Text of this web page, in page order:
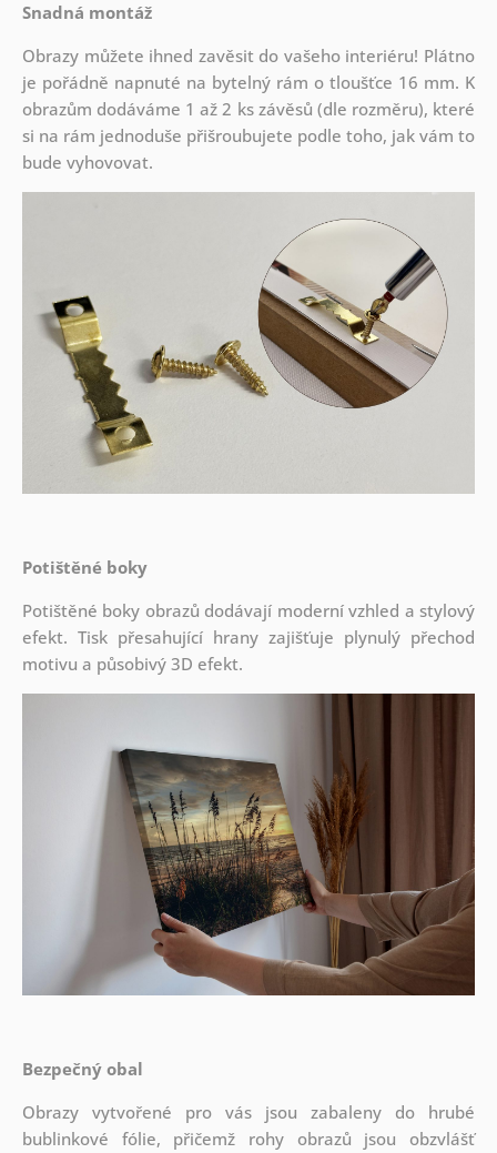
Snadná montáž
Obrazy můžete ihned zavěsit do vašeho interiéru! Plátno
je pořádně napnuté na bytelný rám o tloušťce 16 mm. K
obrazům dodáváme 1 až 2 ks závěsů (dle rozměru), které
si na rám jednoduše přišroubujete podle toho, jak vám to
bude vyhovovat.
Potištěné boky
Potištěné boky obrazů dodávají moderní vzhled a stylový
efekt. Tisk přesahující hrany zajišťuje plynulý přechod
motivu a působivý 3D efekt.
Bezpečný obal
Obrazy vytvořené pro vás jsou zabaleny do hrubé
bublinkové fólie, přičemž rohy obrazů jsou obzvlášť